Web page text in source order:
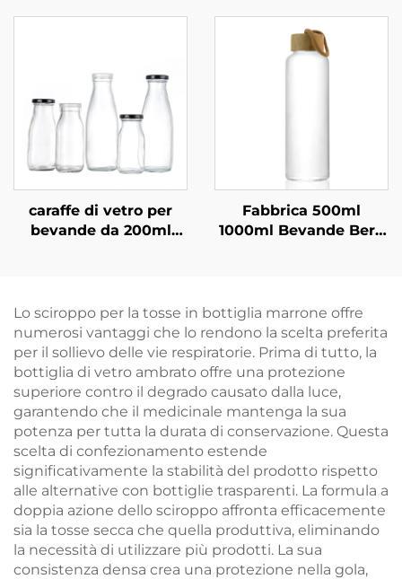
basculante OEM
base di succo, vino e
vodka
vetro quadrata da 300
ml, 500 ml e 1000 ml
caraffe di vetro per
bevande da 200ml
Fabbrica 500ml
1000ml Bevande Bere
Lo sciroppo per la tosse in bottiglia marrone offre
numerosi vantaggi che lo rendono la scelta preferita
per il sollievo delle vie respiratorie. Prima di tutto, la
bottiglia di vetro ambrato offre una protezione
superiore contro il degrado causato dalla luce,
garantendo che il medicinale mantenga la sua
potenza per tutta la durata di conservazione. Questa
scelta di confezionamento estende
significativamente la stabilità del prodotto rispetto
alle alternative con bottiglie trasparenti. La formula a
doppia azione dello sciroppo affronta efficacemente
sia la tosse secca che quella produttiva, eliminando
la necessità di utilizzare più prodotti. La sua
consistenza densa crea una protezione nella gola,